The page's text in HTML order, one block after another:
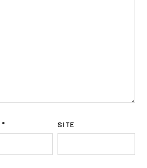
* SITE